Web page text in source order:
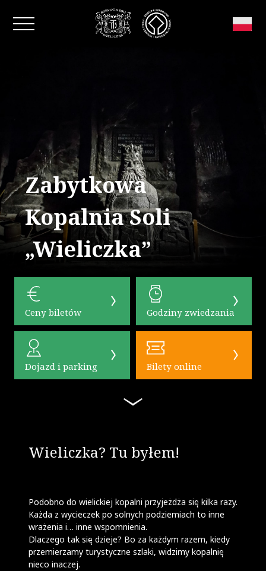
Zamknij okno
Zabytkowa
Kopalnia Soli
„Wieliczka”
Ceny biletów Godziny zwiedzania
Dojazd i parking Bilety online
Wieliczka? Tu byłem!
Podobno do wielickiej kopalni przyjeżdża się kilka razy.
Każda z wycieczek po solnych podziemiach to inne
wrażenia i… inne wspomnienia.
Dlaczego tak się dzieje? Bo za każdym razem, kiedy
przemierzamy turystyczne szlaki, widzimy kopalnię
nieco inaczej.